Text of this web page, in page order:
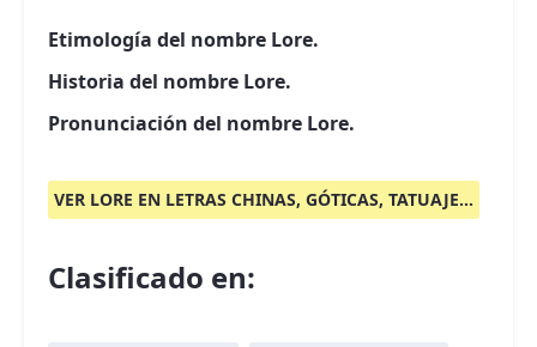
Etimología del nombre Lore.
Historia del nombre Lore.
Pronunciación del nombre Lore.
VER LORE EN LETRAS CHINAS, GÓTICAS, TATUAJE...
Clasificado en: